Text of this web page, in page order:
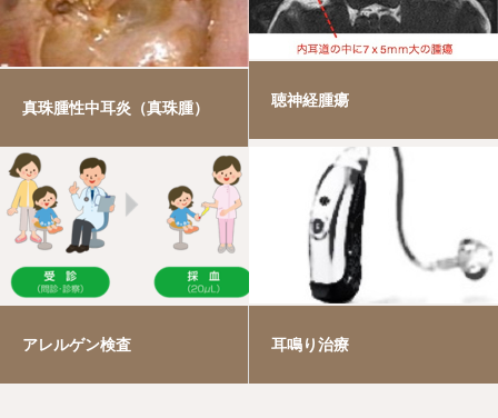
真珠腫性中耳炎（真珠腫） 聴神経腫瘍
アレルゲン検査 耳鳴り治療